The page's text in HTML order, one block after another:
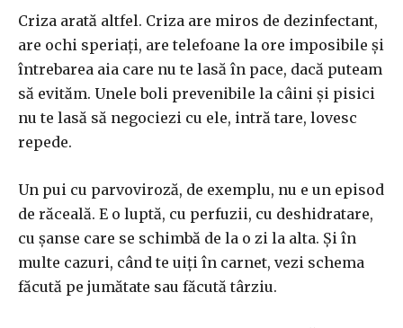
Criza arată altfel. Criza are miros de dezinfectant,
are ochi speriați, are telefoane la ore imposibile și
întrebarea aia care nu te lasă în pace, dacă puteam
să evităm. Unele boli prevenibile la câini și pisici
nu te lasă să negociezi cu ele, intră tare, lovesc
repede.
Un pui cu parvoviroză, de exemplu, nu e un episod
de răceală. E o luptă, cu perfuzii, cu deshidratare,
cu șanse care se schimbă de la o zi la alta. Și în
multe cazuri, când te uiți în carnet, vezi schema
făcută pe jumătate sau făcută târziu.